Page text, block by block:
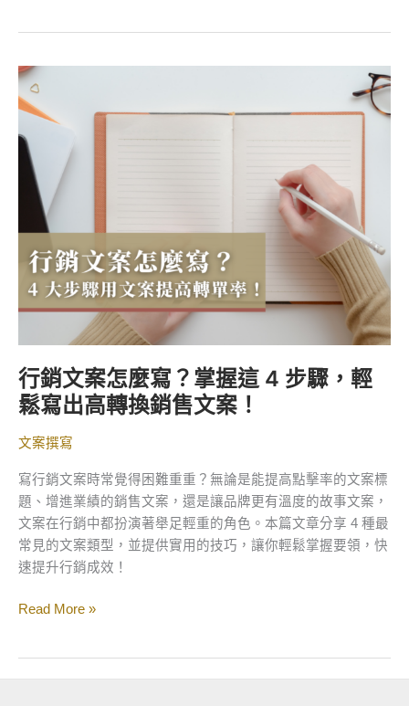
行銷文案怎麼寫？掌握這 4 步驟，輕
鬆寫出高轉換銷售文案！
文案撰寫
寫行銷文案時常覺得困難重重？無論是能提高點擊率的文案標
題、增進業績的銷售文案，還是讓品牌更有溫度的故事文案，
文案在行銷中都扮演著舉足輕重的角色。本篇文章分享 4 種最
常見的文案類型，並提供實用的技巧，讓你輕鬆掌握要領，快
速提升行銷成效！
行
銷
案
怎
寫？
掌
握
步
鬆
寫
高
轉
換
銷
售
文
Read More »